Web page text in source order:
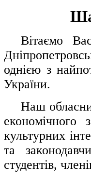
Вітаємо
однією з
України.
Наш
економічного
культурних
та
студентів,